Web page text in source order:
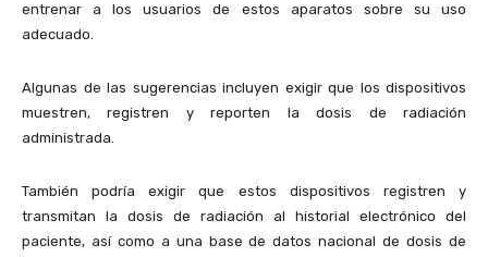
entrenar a los usuarios de estos aparatos sobre su uso
adecuado.
Algunas de las sugerencias incluyen exigir que los dispositivos
muestren, registren y reporten la dosis de radiación
administrada.
También podría exigir que estos dispositivos registren y
transmitan la dosis de radiación al historial electrónico del
paciente, así como a una base de datos nacional de dosis de